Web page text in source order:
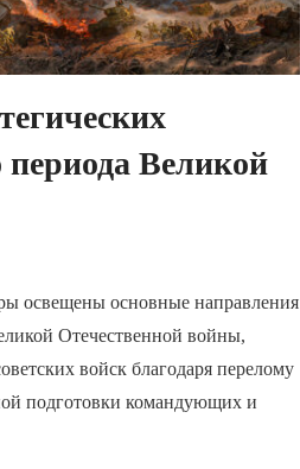
периода Великой
освещены основные направления
Отечественной войны,
войск благодаря перелому
подготовки командующих и